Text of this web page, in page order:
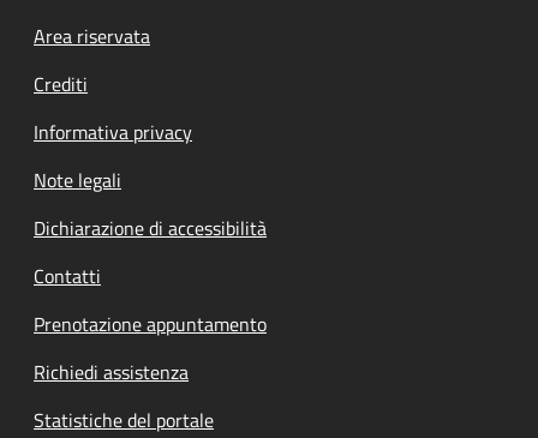
Footer menu
Area riservata
Crediti
Informativa privacy
Note legali
Dichiarazione di accessibilità
Contatti
Prenotazione appuntamento
Richiedi assistenza
Statistiche del portale